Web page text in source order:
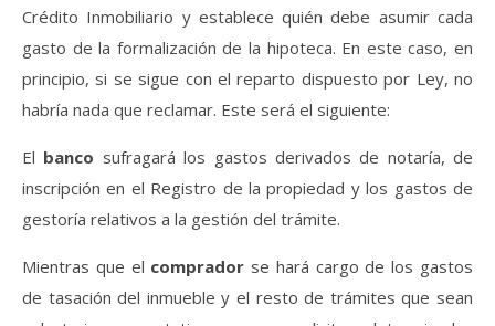
Crédito Inmobiliario y establece quién debe asumir cada
gasto de la formalización de la hipoteca. En este caso, en
principio, si se sigue con el reparto dispuesto por Ley, no
habría nada que reclamar. Este será el siguiente:
El banco sufragará los gastos derivados de notaría, de
inscripción en el Registro de la propiedad y los gastos de
gestoría relativos a la gestión del trámite.
Mientras que el comprador se hará cargo de los gastos
de tasación del inmueble y el resto de trámites que sean